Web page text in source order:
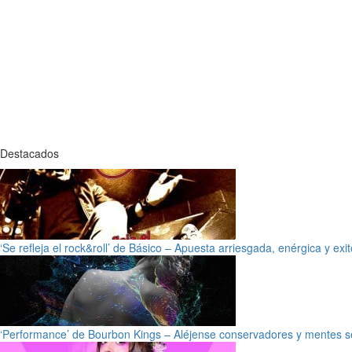
Destacados
‘Se refleja el rock&roll’ de Básico – Apuesta arriesgada, enérgica y
‘Performance’ de Bourbon Kings – Aléjense conservadores y mentes